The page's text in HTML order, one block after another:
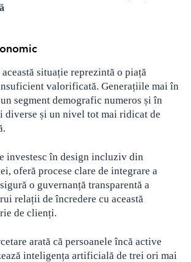
situație reprezintă o piață
valorificată. Generațiile mai în
segment demografic numeros și în
diverse și un nivel tot mai ridicat de
investesc în design incluziv din
oferă procese clare de integrare a
o guvernanță transparentă a
relații de încredere cu această
de clienți.
arată că persoanele încă active
inteligența artificială de trei ori mai